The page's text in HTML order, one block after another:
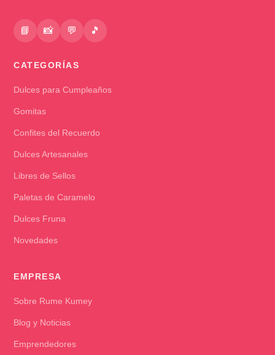
📘 📸 💬 🎵
CATEGORÍAS
Dulces para Cumpleaños
Gomitas
Confites del Recuerdo
Dulces Artesanales
Libres de Sellos
Paletas de Caramelo
Dulces Fruna
Novedades
EMPRESA
Sobre Rume Kumey
Blog y Noticias
Emprendedores